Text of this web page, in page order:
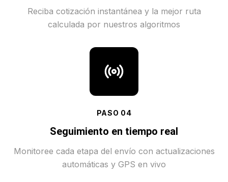
Reciba cotización instantánea y la mejor ruta
calculada por nuestros algoritmos
PASO 04
Seguimiento en tiempo real
Monitoree cada etapa del envío con actualizaciones
automáticas y GPS en vivo